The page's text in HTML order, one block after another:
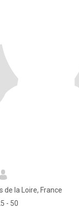
de la Loire, France
- 50